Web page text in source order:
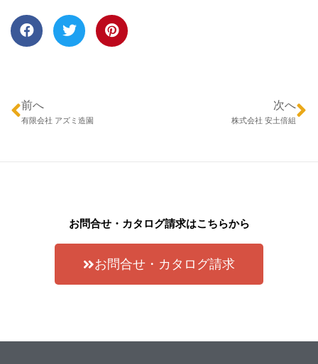
前へ
有限会社 アズミ造園
次へ
株式会社 安土倍組
お問合せ・カタログ請求はこちらから
お問合せ・カタログ請求